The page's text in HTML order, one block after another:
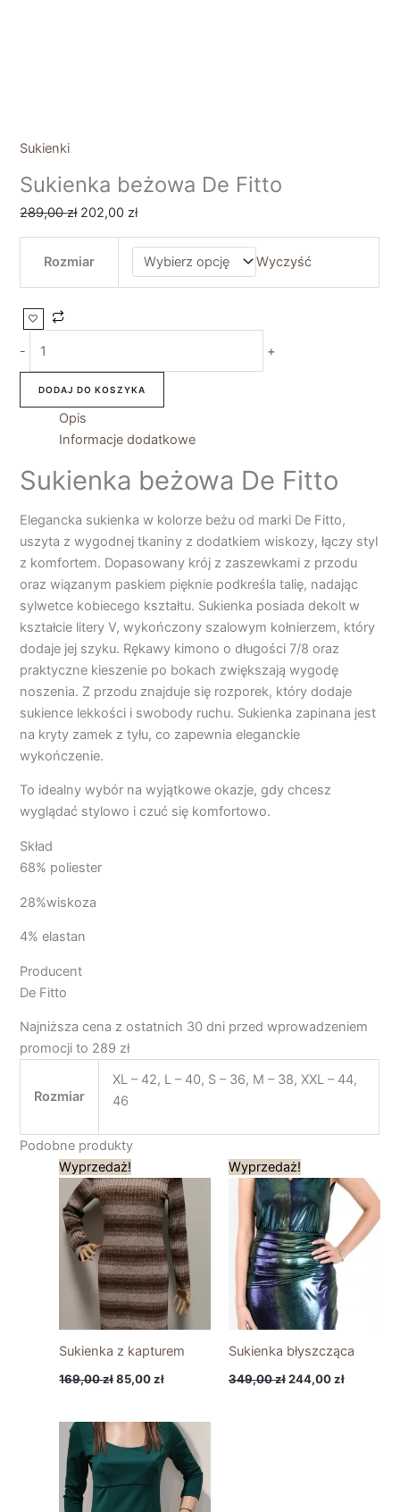
Sukienki
Sukienka beżowa De Fitto
289,00zł 202,00zł
Rozmiar Wyczyść
- +
DODAJ DO KOSZYKA
Opis
Informacje dodatkowe
Sukienka beżowa De Fitto
Elegancka sukienka w kolorze beżu od marki De Fitto,
uszyta z wygodnej tkaniny z dodatkiem wiskozy, łączy styl
z komfortem. Dopasowany krój z zaszewkami z przodu
oraz wiązanym paskiem pięknie podkreśla talię, nadając
sylwetce kobiecego kształtu. Sukienka posiada dekolt w
kształcie litery V, wykończony szalowym kołnierzem, który
dodaje jej szyku. Rękawy kimono o długości 7/8 oraz
praktyczne kieszenie po bokach zwiększają wygodę
noszenia. Z przodu znajduje się rozporek, który dodaje
sukience lekkości i swobody ruchu. Sukienka zapinana jest
na kryty zamek z tyłu, co zapewnia eleganckie
wykończenie.
To idealny wybór na wyjątkowe okazje, gdy chcesz
wyglądać stylowo i czuć się komfortowo.
Skład
68% poliester
28%wiskoza
4% elastan
Producent
De Fitto
Najniższa cena z ostatnich 30 dni przed wprowadzeniem
promocji to 289 zł
Rozmiar
XL – 42, L – 40, S – 36, M – 38, XXL – 44,
46
Podobne produkty
Wyprzedaż!
Sukienka z kapturem
169,00zł
Pierwotna
cena
wynosiła:
169,00 zł.
85,00zł
cena
wynosi:
85,00 zł.
Wyprzedaż!
Sukienka błyszcząca
349,00zł
Pierwotna
cena
wynosiła:
349,00 zł.
244,00zł
cena
wynosi:
244,00